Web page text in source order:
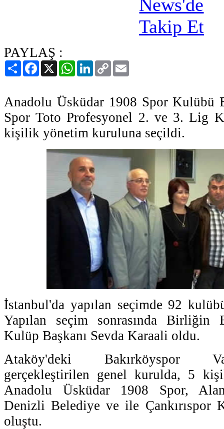
PAYLAŞ :
PaylaşFacebook
X WhatsAppLinkedIn
Copy
Link
Anadolu Üsküdar 1908 Spor Kulübü
Spor Toto Profesyonel 2. ve 3. Lig
kişilik yönetim kuruluna seçildi.
İstanbul'da yapılan seçimde 92
Yapılan seçim sonrasında Birliğin
Kulüp Başkanı Sevda Karaali oldu.
Ataköy'deki Bakırköyspor
gerçekleştirilen genel kurulda, 5
Anadolu Üsküdar 1908 Spor,
Denizli Belediye ve ile Çankırıspor
oluştu.